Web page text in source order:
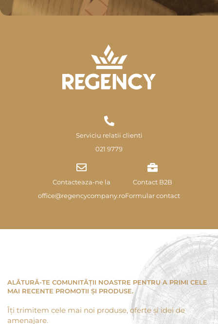
Serviciu relatii clienti
021 9779
Contacteaza-ne la
office@regencycompany.ro
Contact B2B
Formular contact
ALĂTURĂ-TE COMUNITĂȚII NOASTRE PENTRU A PRIMI CELE
MAI RECENTE PROMOTII ȘI PRODUSE.
Îți trimitem cele mai noi produse, oferte și idei de
amenajare.